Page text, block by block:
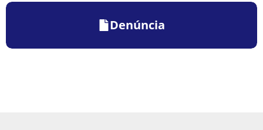
Denúncia